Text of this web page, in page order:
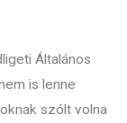
Általános
is lenne
szólt volna